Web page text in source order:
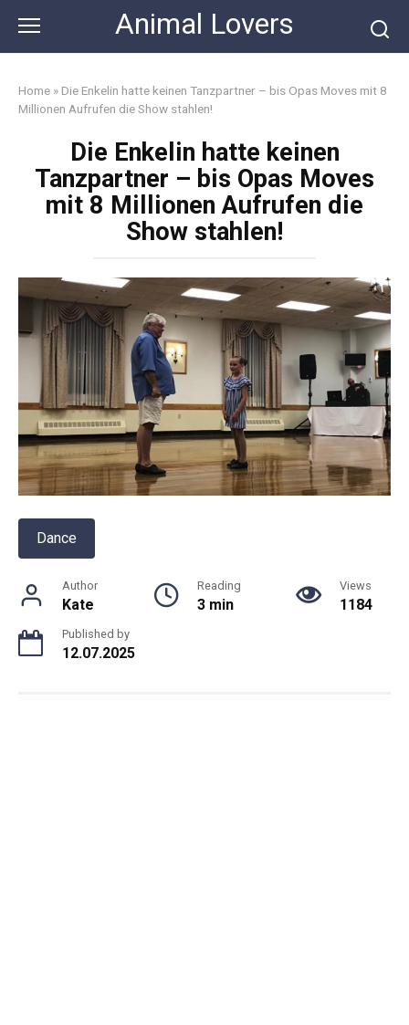
content
Animal Lovers
Home » Die Enkelin hatte keinen Tanzpartner – bis Opas Moves mit 8
Millionen Aufrufen die Show stahlen!
Die Enkelin hatte keinen
Tanzpartner – bis Opas Moves
mit 8 Millionen Aufrufen die
Show stahlen!
Dance
Author
Kate
Reading
3 min
Views
1184
Published by
12.07.2025